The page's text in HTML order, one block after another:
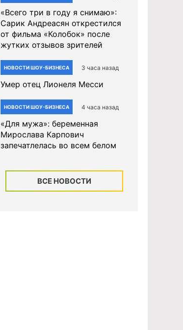
«Всего три в году я снимаю»:
Сарик Андреасян открестился
от фильма «Колобок» после
жутких отзывов зрителей
НОВОСТИ ШОУ-БИЗНЕСА 3 часа назад
Умер отец Лионеля Месси
НОВОСТИ ШОУ-БИЗНЕСА 4 часа назад
«Для мужа»: беременная
Мирослава Карпович
запечатлелась во всем белом
ВСЕ НОВОСТИ